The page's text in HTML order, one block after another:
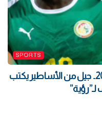
SPORTS
بعد إسدال الستار على مونديال 2026.. جيل من الأساطير يكتب